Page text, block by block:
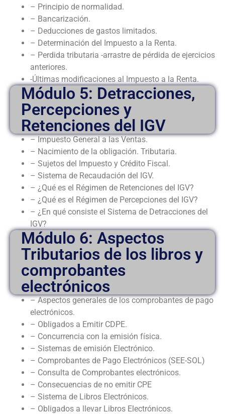
– Principio de normalidad.
– Bancarización.
– Deducciones de gastos limitados.
– Determinación del Impuesto a la Renta.
– Perdida tributaria -arrastre de pérdida de ejercicios
anteriores.
-Últimas modificaciones al Impuesto a la Renta.
Módulo 5: Detracciones,
Percepciones y
Retenciones del IGV
– Impuesto General a las Ventas.
– Nacimiento de la obligación. Tributaria.
– Sujetos del Impuesto y Crédito Fiscal.
– Sistema de Recaudación del IGV.
– ¿Qué es el Régimen de Retenciones del IGV?
– ¿Qué es el Régimen de Percepciones del IGV?
– ¿En qué consiste el Sistema de Detracciones del
IGV?
Módulo 6: Aspectos
Tributarios de los libros y
comprobantes
electrónicos
– Aspectos generales de los comprobantes de pago
electrónicos.
– Obligados a Emitir CDPE.
– Concurrencia con la emisión física.
– Sistemas de emisión Electrónico.
– Comprobantes de Pago Electrónicos (SEE-SOL)
– Consulta de Comprobantes electrónicos.
– Consecuencias de no emitir CPE
– Sistema de Libros Electrónicos.
– Obligados a llevar Libros Electrónicos.